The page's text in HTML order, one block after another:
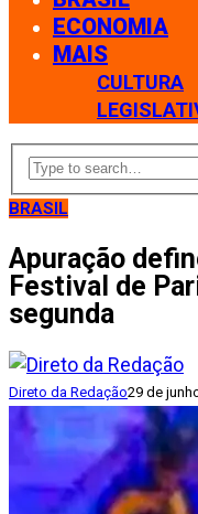
ECONOMIA
MAIS
CULTURA
BRASIL
Apuração
Festival de
segunda
Direto da Redação29 de